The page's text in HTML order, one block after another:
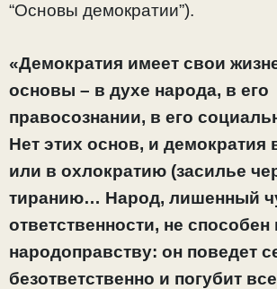
“Основы демократии”).
«Демократия имеет свои
основы – в духе народа, в его
правосознании, в его
Нет этих основ, и демократия
или в охлократию (засилье
тиранию… Народ, лишенный
ответственности, не способен
народоправству: он поведет
безответственно и погубит